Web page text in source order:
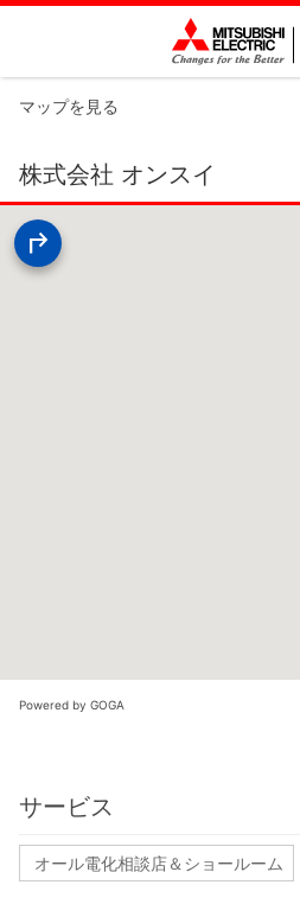
マップを見る
株式会社 オンスイ
Powered by GOGA
サービス
オール電化相談店＆ショールーム